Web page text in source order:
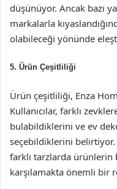
düşünüyor. Ancak bazı
markalarla
olabileceği yönünde
5. Ürün Çeşitliliği
Ürün çeşitliliği, Enza
Kullanıcılar, farklı
bulabildiklerini ve ev
seçebildiklerini
farklı tarzlarda ürünlerin
karşılamakta önemli bir